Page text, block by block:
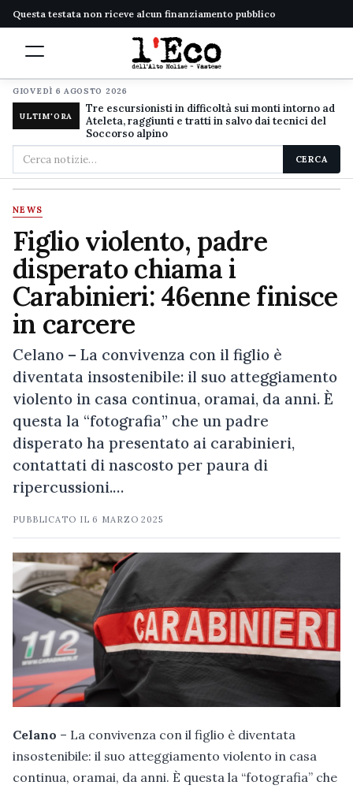
Questa testata non riceve alcun finanziamento pubblico
GIOVEDÌ 6 AGOSTO 2026
ULTIM'ORA
Tre escursionisti in difficoltà sui monti intorno ad
Ateleta, raggiunti e tratti in salvo dai tecnici del
Soccorso alpino
Cerca
nel
sito
CERCA
NEWS
Figlio violento, padre
disperato chiama i
Carabinieri: 46enne finisce
in carcere
Celano – La convivenza con il figlio è
diventata insostenibile: il suo atteggiamento
violento in casa continua, oramai, da anni. È
questa la “fotografia” che un padre
disperato ha presentato ai carabinieri,
contattati di nascosto per paura di
ripercussioni.…
PUBBLICATO IL 6 MARZO 2025
Celano – La convivenza con il figlio è diventata
insostenibile: il suo atteggiamento violento in casa
continua, oramai, da anni. È questa la “fotografia” che